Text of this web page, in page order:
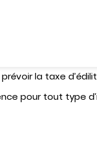
pressing,
la taxe
pour tout type